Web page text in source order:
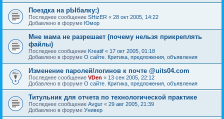
Поездка на рЫбалку:)
Последнее сообщение SHizER « 28 окт 2005, 14:22
Добавлено в форуме Юмор
Мне мама не разрешает (почему нельзя прикреплять
файлы)
Последнее сообщение Kreatif « 17 окт 2005, 01:18
Добавлено в форуме О сайте. Критика, предложения, объявления
Изменение паролей/логинов к почте @uits04.com
Последнее сообщение VDen « 13 сен 2005, 22:12
Добавлено в форуме О сайте. Критика, предложения, объявления
Титульник для отчета по технологической практике
Последнее сообщение Avgur « 29 авг 2005, 21:39
Добавлено в форуме Универ